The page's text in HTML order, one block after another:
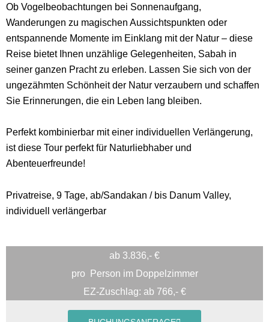
Ob Vogelbeobachtungen bei Sonnenaufgang,
Wanderungen zu magischen Aussichtspunkten oder
entspannende Momente im Einklang mit der Natur – diese
Reise bietet Ihnen unzählige Gelegenheiten, Sabah in
seiner ganzen Pracht zu erleben. Lassen Sie sich von der
ungezähmten Schönheit der Natur verzaubern und schaffen
Sie Erinnerungen, die ein Leben lang bleiben.
Perfekt kombinierbar mit einer individuellen Verlängerung,
ist diese Tour perfekt für Naturliebhaber und
Abenteuerfreunde!
Privatreise, 9 Tage, ab/Sandakan / bis Danum Valley,
individuell verlängerbar
ab 3.836,- €
pro
Person im Doppelzimmer
EZ-Zuschlag: ab 766,- €